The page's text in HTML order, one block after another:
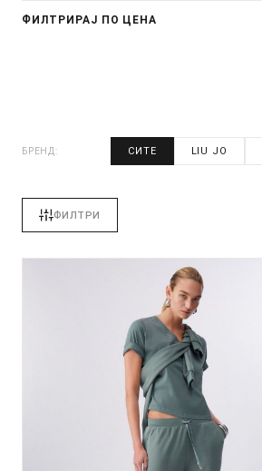
ФИЛТРИРАЈ ПО ЦЕНА
БРЕНД: СИТЕ LIU JO
ФИЛТРИ